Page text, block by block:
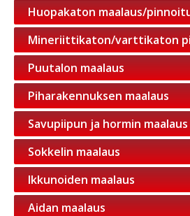
Huopakaton maalaus/
Mineriittikaton/varttikaton
Puutalon maalaus
Piharakennuksen maalaus
Savupiipun ja hormin maalaus
Sokkelin maalaus
Ikkunoiden maalaus
Aidan maalaus